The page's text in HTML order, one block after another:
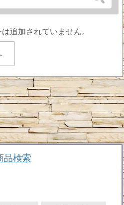
追加されていません。
品検索